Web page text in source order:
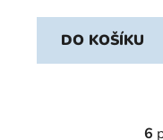
DO KOŠÍKU
6